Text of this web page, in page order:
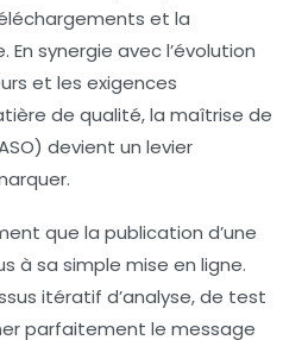
et la
synergie avec l’évolution
et les exigences
de qualité, la maîtrise de
devient un levier
que la publication d’une
à sa simple mise en ligne.
itératif d’analyse, de test
parfaitement le message